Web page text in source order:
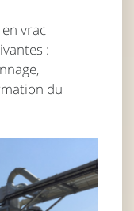
vrac
:
du